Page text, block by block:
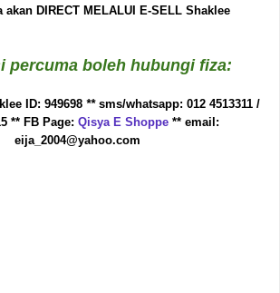
akan DIRECT MELALUI E-SELL Shaklee
percuma boleh hubungi fiza:
ID: 949698 ** sms/whatsapp: 012 4513311 /
** FB Page: Qisya E Shoppe** email:
eija_2004@yahoo.com